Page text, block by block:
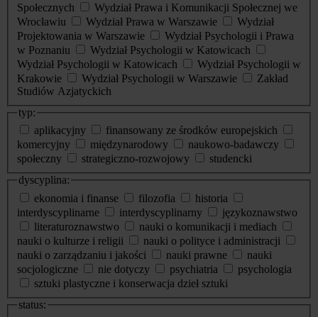
Społecznych
Wydział Prawa i Komunikacji Społecznej we
Wrocławiu
Wydział Prawa w Warszawie
Wydział
Projektowania w Warszawie
Wydział Psychologii i Prawa
w Poznaniu
Wydział Psychologii w Katowicach
Wydział Psychologii w Katowicach
Wydział Psychologii w
Krakowie
Wydział Psychologii w Warszawie
Zakład
Studiów Azjatyckich
typ:
aplikacyjny
finansowany ze środków europejskich
komercyjny
międzynarodowy
naukowo-badawczy
społeczny
strategiczno-rozwojowy
studencki
dyscyplina:
ekonomia i finanse
filozofia
historia
interdyscyplinarne
interdyscyplinarny
językoznawstwo
literaturoznawstwo
nauki o komunikacji i mediach
nauki o kulturze i religii
nauki o polityce i administracji
nauki o zarządzaniu i jakości
nauki prawne
nauki
socjologiczne
nie dotyczy psychiatria
psychologia
sztuki plastyczne i konserwacja dzieł sztuki
status: